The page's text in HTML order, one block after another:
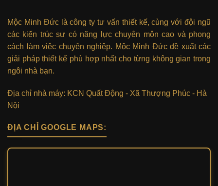
Mộc Minh Đức là công ty tư vấn thiết kế, cùng với đội ngũ
các kiến trúc sư có năng lực chuyên môn cao và phong
cách làm việc chuyên nghiệp. Mộc Minh Đức đề xuất các
giải pháp thiết kế phù hợp nhất cho từng không gian trong
ngôi nhà bạn.
Địa chỉ nhà máy: KCN Quất Động - Xã Thượng Phúc - Hà
Nội
ĐỊA CHỈ GOOGLE MAPS: